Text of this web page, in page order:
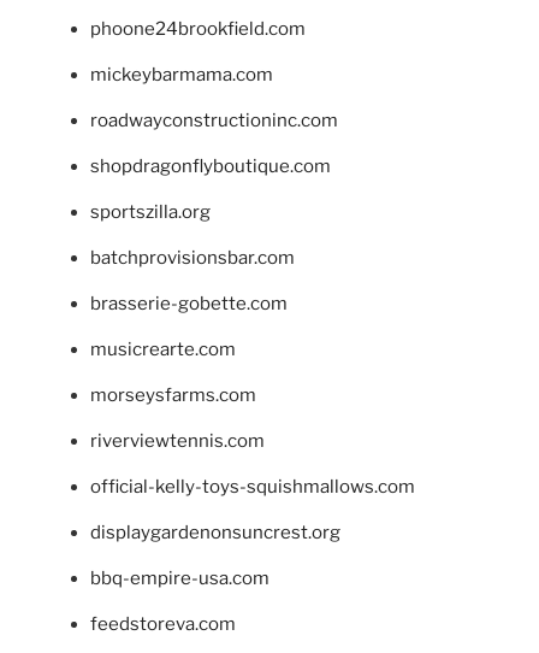
phoone24brookfield.com
mickeybarmama.com
roadwayconstructioninc.com
shopdragonflyboutique.com
sportszilla.org
batchprovisionsbar.com
brasserie-gobette.com
musicrearte.com
morseysfarms.com
riverviewtennis.com
official-kelly-toys-squishmallows.com
displaygardenonsuncrest.org
bbq-empire-usa.com
feedstoreva.com